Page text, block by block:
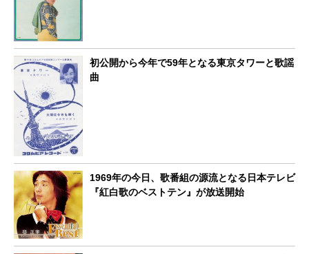
初公開から今年で59年となる東京タワーと歌謡
曲
1969年の今日、歌番組の源流となる日本テレビ
『紅白歌のベストテン』が放送開始